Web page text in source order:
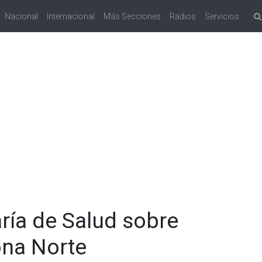
Nacional Internacional Más Secciones Radios Servicios
de Salud sobre
Norte